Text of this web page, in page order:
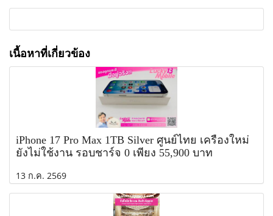
เนื้อหาที่เกี่ยวข้อง
iPhone 17 Pro Max 1TB Silver ศูนย์ไทย เครื่องใหม่
ยังไม่ใช้งาน รอบชาร์จ 0 เพียง 55,900 บาท
13 ก.ค. 2569